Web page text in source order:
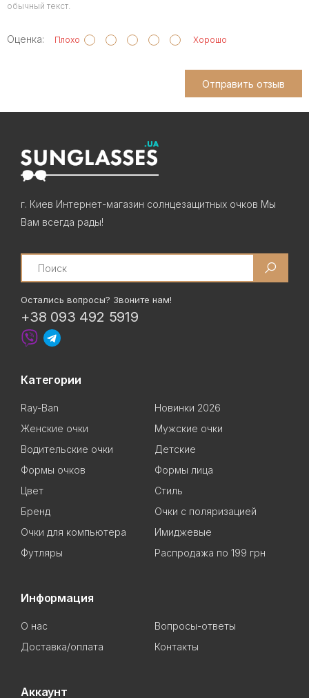
обычный текст.
Оценка: Плохо Хорошо
Отправить отзыв
г. Киев Интернет-магазин солнцезащитных очков Мы
Вам всегда рады!
Search
Остались вопросы? Звоните нам!
+38 093 492 5919
Категории
Ray-Ban
Новинки 2026
Женские очки
Мужские очки
Водительские очки
Детские
Формы очков
Формы лица
Цвет
Стиль
Бренд
Очки с поляризацией
Очки для компьютера
Имиджевые
Футляры
Распродажа по 199 грн
Информация
О нас
Вопросы-ответы
Доставка/оплата
Контакты
Аккаунт